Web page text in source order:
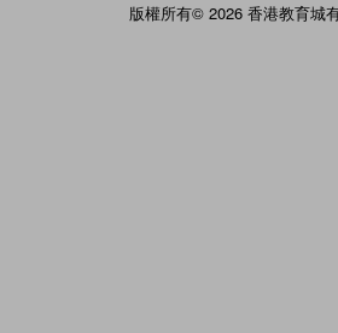
版權所有© 2026 香港教育城